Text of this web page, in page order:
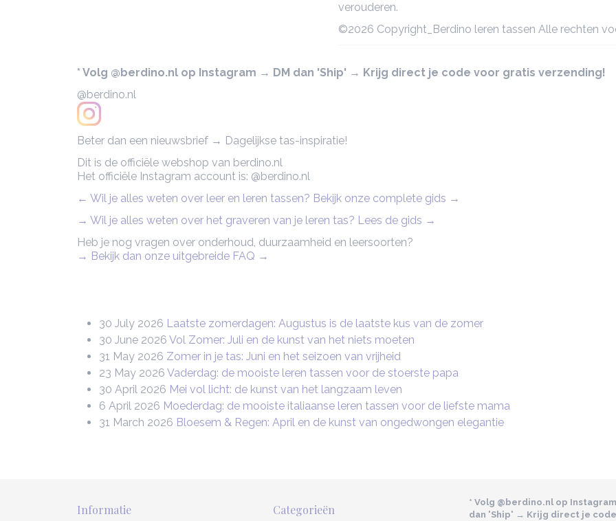
verouderen.
©2026 Copyright_Berdino leren tassen Alle rechten
* Volg @berdino.nl op Instagram → DM dan 'Ship' → Krijg direct je code voor gratis verzending!
@berdino.nl
Beter dan een nieuwsbrief → Dagelijkse tas-inspiratie!
Dit is de officiële webshop van berdino.nl
Het officiële Instagram account is: @berdino.nl
← Wil je alles weten over leer en leren tassen? Bekijk onze complete gids →
→ Wil je alles weten over het graveren van je leren tas? Lees de gids →
Heb je nog vragen over onderhoud, duurzaamheid en leersoorten?
→ Bekijk dan onze uitgebreide FAQ →
30 July 2026 Laatste zomerdagen: Augustus is de laatste kus van de zomer
30 June 2026 Vol Zomer: Juli en de kunst van het niets moeten
31 May 2026 Zomer in je tas: Juni en het seizoen van vrijheid
23 May 2026 Vaderdag: de mooiste leren tassen voor de stoerste papa
30 April 2026 Mei vol licht: de kunst van het langzaam leven
6 April 2026 Moederdag: de mooiste italiaanse leren tassen voor de liefste mama
31 March 2026 Bloesem & Regen: April en de kunst van ongedwongen elegantie
Informatie Categorieën
* Volg @berdino.nl op
dan 'Ship' → Krijg direct je